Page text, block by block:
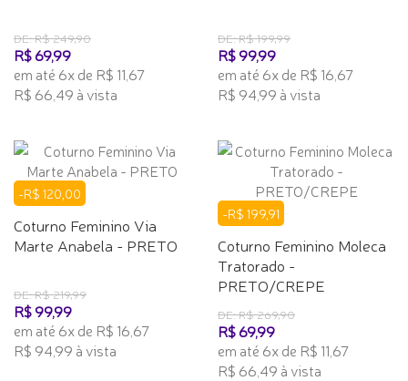
DE: R$ 249,90
R$ 69,99
em até 6x de R$ 11,67
R$ 66,49 à vista
DE: R$ 199,99
R$ 99,99
em até 6x de R$ 16,67
R$ 94,99 à vista
-R$ 120,00
Coturno Feminino Via
Marte Anabela - PRETO
DE: R$ 219,99
R$ 99,99
em até 6x de R$ 16,67
R$ 94,99 à vista
-R$ 199,91
Coturno Feminino Moleca
Tratorado -
PRETO/CREPE
DE: R$ 269,90
R$ 69,99
em até 6x de R$ 11,67
R$ 66,49 à vista